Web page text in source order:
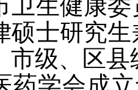
卫生健康
硕士研究
市级、区